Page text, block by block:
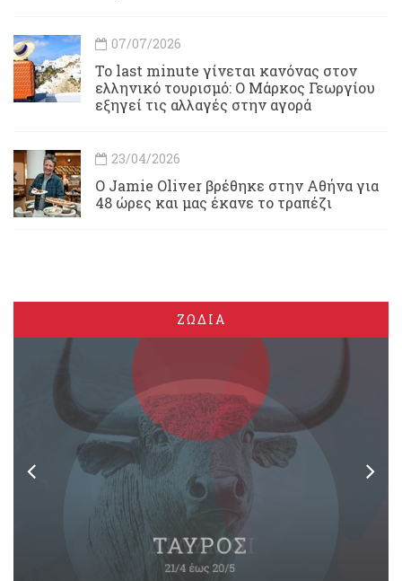
07/07/2026
Το last minute γίνεται κανόνας στον
ελληνικό τουρισμό: Ο Μάρκος Γεωργίου
εξηγεί τις αλλαγές στην αγορά
23/04/2026
Ο Jamie Oliver βρέθηκε στην Αθήνα για
48 ώρες και μας έκανε το τραπέζι
ΖΩΔΙΑ